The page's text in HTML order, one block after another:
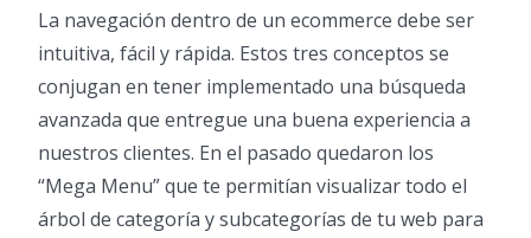
La navegación dentro de un ecommerce debe ser
intuitiva, fácil y rápida. Estos tres conceptos se
conjugan en tener implementado una búsqueda
avanzada que entregue una buena experiencia a
nuestros clientes. En el pasado quedaron los
“Mega Menu” que te permitían visualizar todo el
árbol de categoría y subcategorías de tu web para